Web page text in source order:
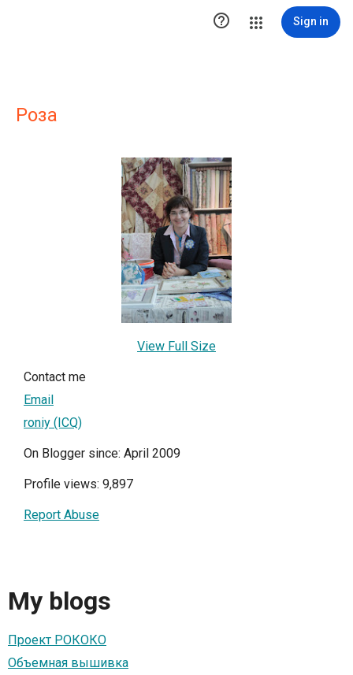
 Sign in
Роза
View Full Size
Contact me
Email
roniy (ICQ)
On Blogger since: April 2009
Profile views: 9,897
Report Abuse
My blogs
Проект РОКОКО
Объемная вышивка